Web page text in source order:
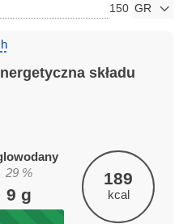
150
składu
29 %
9 g
189
kcal